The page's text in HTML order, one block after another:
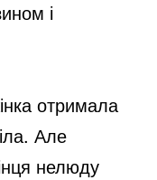
і
отримала
Але
нелюду